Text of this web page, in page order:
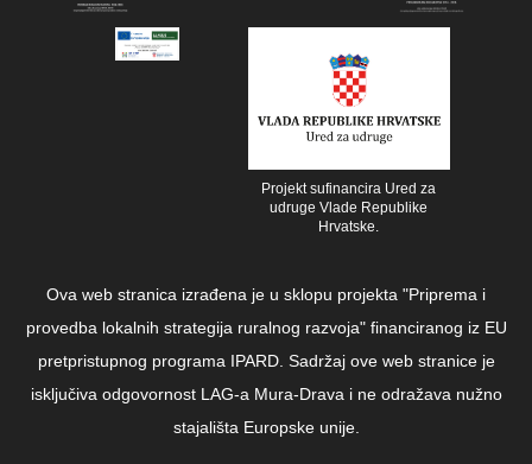
Projekt sufinancira Ured za
udruge Vlade Republike
Hrvatske.
Ova web stranica izrađena je u sklopu projekta "Priprema i
provedba lokalnih strategija ruralnog razvoja" financiranog iz EU
pretpristupnog programa IPARD. Sadržaj ove web stranice je
isključiva odgovornost LAG-a Mura-Drava i ne odražava nužno
stajališta Europske unije.